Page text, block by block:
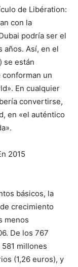
de Libération:
con la
podría ser el
años. Así, en el
se están
un
En cualquier
convertirse,
en «el auténtico
2015
básicos, la
crecimiento
menos
De los 767
millones
(1,26 euros), y